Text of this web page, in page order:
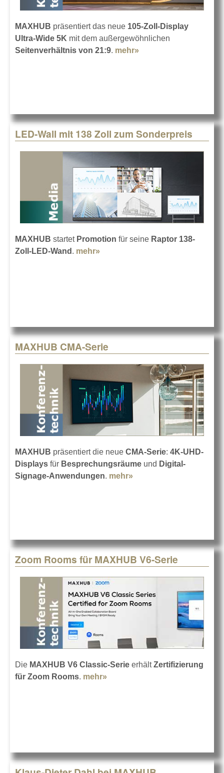
MAXHUB präsentiert das neue 105-Zoll-Display
Ultra-Wide 5K mit dem außergewöhnlichen
Seitenverhältnis von 21:9. mehr»
LED-Wall mit 138 Zoll zum Sonderpreis
MAXHUB startet Promotion für seine Raptor 138-
Zoll-LED-Wand . mehr»
MAXHUB CMA-Serie
MAXHUB präsentiert die neue CMA-Serie: 4K-UHD-
Displays für Besprechungsräume und Digital-
Signage-Anwendungen. mehr»
Zoom Rooms für MAXHUB V6-Serie
Die MAXHUB V6 Classic-Serie erhältZertifizierung
für Zoom Rooms. mehr»